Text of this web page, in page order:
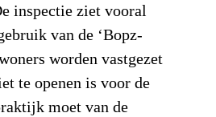
inspectie ziet vooral
van de ‘Bopz-
worden vastgezet
te openen is voor de
moet van de